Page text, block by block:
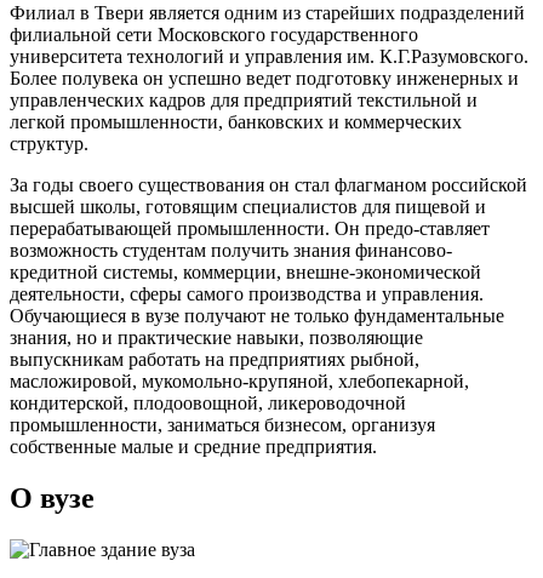
Филиал в Твери является одним из старейших подразделений
филиальной сети Московского государственного
университета технологий и управления им. К.Г.Разумовского.
Более полувека он успешно ведет подготовку инженерных и
управленческих кадров для предприятий текстильной и
легкой промышленности, банковских и коммерческих
структур.
За годы своего существования он стал флагманом российской
высшей школы, готовящим специалистов для пищевой и
перерабатывающей промышленности. Он предо-ставляет
возможность студентам получить знания финансово-
кредитной системы, коммерции, внешне-экономической
деятельности, сферы самого производства и управления.
Обучающиеся в вузе получают не только фундаментальные
знания, но и практические навыки, позволяющие
выпускникам работать на предприятиях рыбной,
масложировой, мукомольно-крупяной, хлебопекарной,
кондитерской, плодоовощной, ликероводочной
промышленности, заниматься бизнесом, организуя
собственные малые и средние предприятия.
О вузе